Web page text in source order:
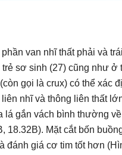
van nhĩ thất phải và
sơ sinh (27) cũng như
gọi là crux) có thể xác
nhĩ và thông liên thất
lá gắn vách bình thường
18.32B). Mặt cắt bốn
đánh giá cơ tim tốt hơn